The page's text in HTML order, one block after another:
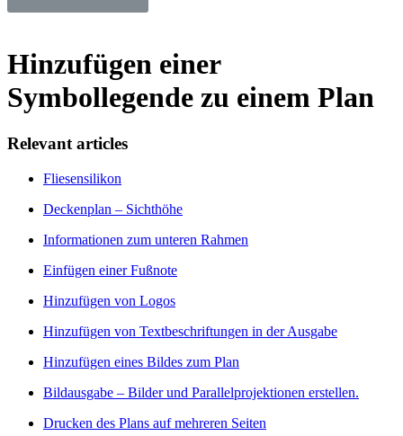
Hinzufügen einer
Symbollegende zu einem Plan
Relevant articles
Fliesensilikon
Deckenplan – Sichthöhe
Informationen zum unteren Rahmen
Einfügen einer Fußnote
Hinzufügen von Logos
Hinzufügen von Textbeschriftungen in der Ausgabe
Hinzufügen eines Bildes zum Plan
Bildausgabe – Bilder und Parallelprojektionen erstellen.
Drucken des Plans auf mehreren Seiten